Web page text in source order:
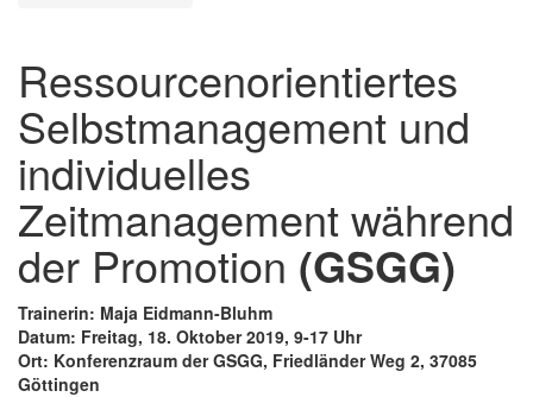
Ressourcenorientiertes
Selbstmanagement und
individuelles
Zeitmanagement während
der Promotion (GSGG)
Trainerin: Maja Eidmann-Bluhm
Datum: Freitag, 18. Oktober 2019, 9-17 Uhr
Ort: Konferenzraum der GSGG, Friedländer Weg 2, 37085
Göttingen